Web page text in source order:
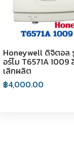
Honeywell ดิจิตอล
อร์โม T6571A 1009
เลิกผลิต
฿4,000.00